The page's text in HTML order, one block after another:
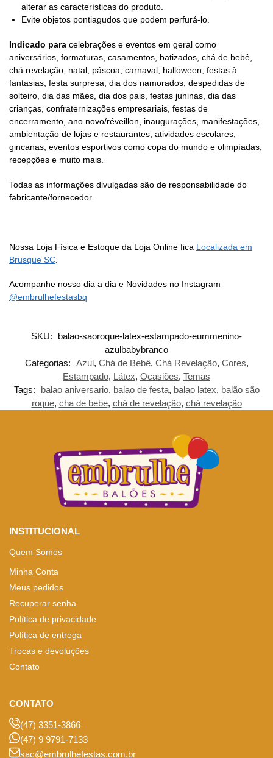
alterar as características do produto.
Evite objetos pontiagudos que podem perfurá-lo.
Indicado para celebrações e eventos em geral como
aniversários, formaturas, casamentos, batizados, chá de bebê,
chá revelação, natal, páscoa, carnaval, halloween, festas à
fantasias, festa surpresa, dia dos namorados, despedidas de
solteiro, dia das mães, dia dos pais, festas juninas, dia das
crianças, confraternizações empresariais, festas de
encerramento, ano novo/réveillon, inaugurações, manifestações,
ambientação de lojas e restaurantes, atividades escolares,
gincanas, eventos esportivos como copa do mundo e olimpíadas,
recepções e muito mais.
Todas as informações divulgadas são de responsabilidade do
fabricante/fornecedor.
Nossa Loja Física e Estoque da Loja Online fica Localizada em
Brusque SC
Acompanhe nosso dia a dia e Novidades no Instagram
@embrulhefestasbq
SKU:
balao-saoroque-latex-estampado-eummenino-
azulbabybranco
Categorias: Azul, Chá de Bebê, Chá Revelação, Cores,
Estampado, Látex, Ocasiões, Temas
Tags:
balao aniversario, balao de festa, balao latex, balão são
roque, cha de bebe, chá de revelação, chá revelação
INSTITUCIONAL
Quem Somos
Minha Conta
Meus pedidos
Recuperar senha
Política de privacidade
Política de entrega
Trocas e devoluções
Contato
CONTATO
(47) 3351-3866
(47) 9 9791-7133
sac@embrulhefestas.com.br